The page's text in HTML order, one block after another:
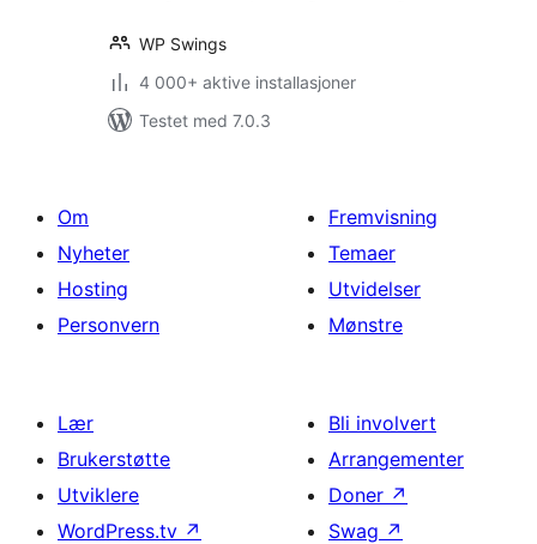
WP Swings
4 000+ aktive installasjoner
Testet med 7.0.3
Om
Nyheter
Hosting
Personvern
Fremvisning
Temaer
Utvidelser
Mønstre
Lær
Brukerstøtte
Utviklere
WordPress.tv ↗
Bli involvert
Arrangementer
Doner ↗
Swag ↗